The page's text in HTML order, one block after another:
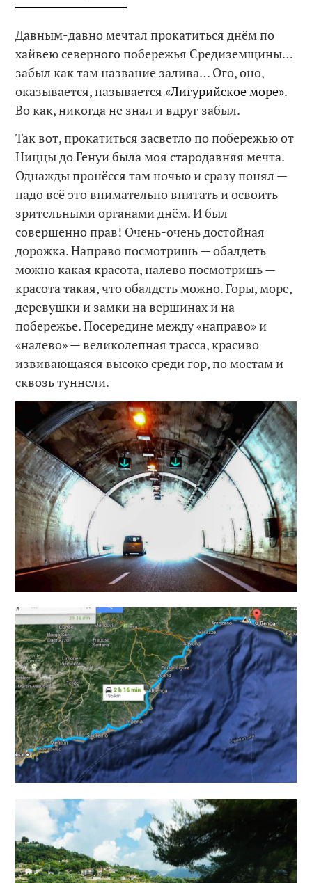
Давным-давно мечтал прокатиться днём по
хайвею северного побережья Средиземщины…
забыл как там название залива… Ого, оно,
оказывается, называется«Лигурийское море».
Во как, никогда не знал и вдруг забыл.
Так вот, прокатиться засветло по побережью от
Ниццы до Генуи была моя стародавняя мечта.
Однажды пронёсся там ночью и сразу понял —
надо всё это внимательно впитать и освоить
зрительными органами днём. И был
совершенно прав! Очень-очень достойная
дорожка. Направо посмотришь — обалдеть
можно какая красота, налево посмотришь —
красота такая, что обалдеть можно. Горы, море,
деревушки и замки на вершинах и на
побережье. Посередине между «направо» и
«налево» — великолепная трасса, красиво
извивающаяся высоко среди гор, по мостам и
сквозь туннели.